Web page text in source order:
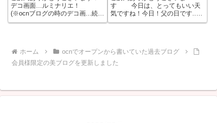
デコ画面…ルミナリエ！
(※ocnブログの時のデコ画...続き
をもっと見る
す 今日は、とってもいい天
気ですね！今日！父の日です...
続きをもっと見る
ホーム
ocnでオープンから書いていた過去ブログ
会員様限定の美ブログを更新しました